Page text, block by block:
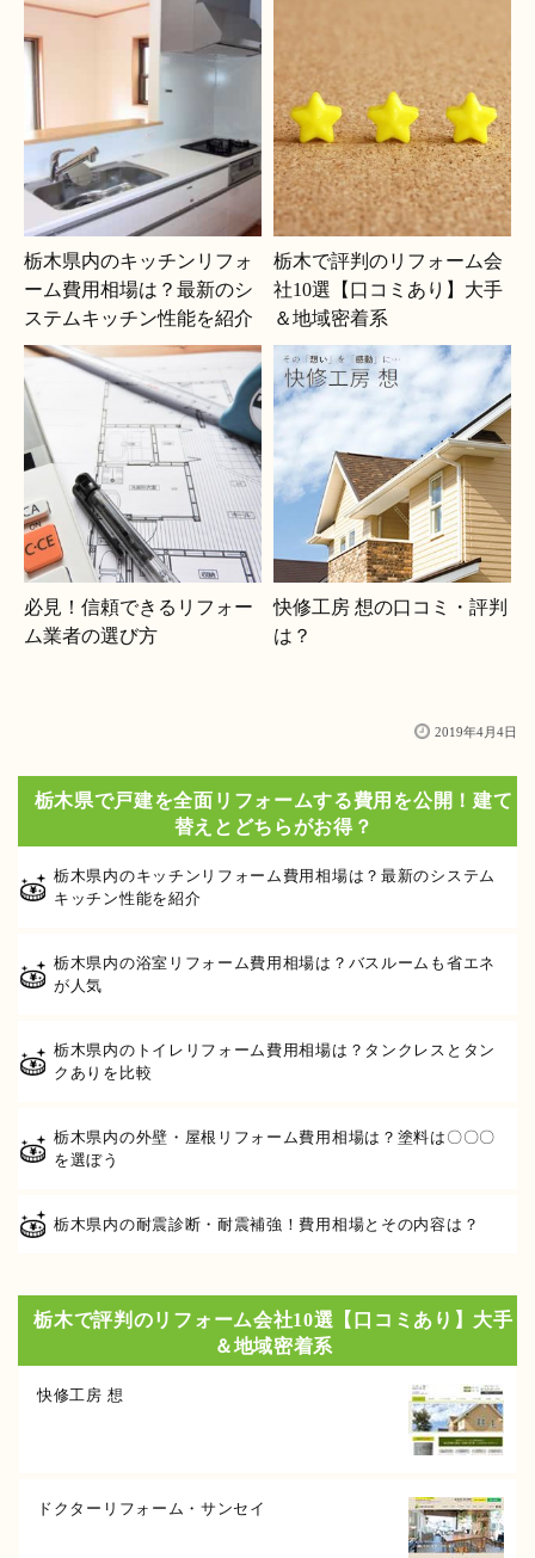
栃木県内のキッチンリフォ
ーム費用相場は？最新のシ
ステムキッチン性能を紹介
栃木で評判のリフォーム会
社10選【口コミあり】大手
＆地域密着系
必見！信頼できるリフォー
ム業者の選び方
快修工房 想の口コミ・評判
は？
2019年4月4日
栃木県で戸建を全面リフォームする費用を公開！建て
替えとどちらがお得？
栃木県内のキッチンリフォーム費用相場は？最新のシステム
キッチン性能を紹介
栃木県内の浴室リフォーム費用相場は？バスルームも省エネ
が人気
栃木県内のトイレリフォーム費用相場は？タンクレスとタン
クありを比較
栃木県内の外壁・屋根リフォーム費用相場は？塗料は〇〇〇
を選ぼう
栃木県内の耐震診断・耐震補強！費用相場とその内容は？
栃木で評判のリフォーム会社10選【口コミあり】大手
＆地域密着系
快修工房 想
ドクターリフォーム・サンセイ